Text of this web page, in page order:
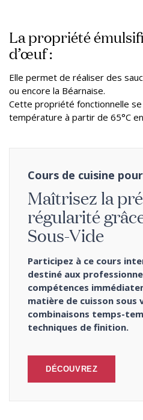
La propriété
d’œuf :
Elle permet de réaliser des
ou encore la Béarnaise.
Cette propriété fonctionnelle
température à partir de 65°C
Cours de cuisine
Maîtrisez la
régularité
Sous-Vide
Participez à ce cours
destiné aux
compétences
matière de cuisson sous
combinaisons temps-
techniques de finition.
DÉCOUVREZ